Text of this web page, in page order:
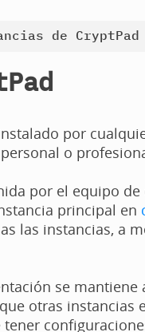
de CryptPad
por
o
por el equipo de
principal en
las instancias, a
se
otras instancias